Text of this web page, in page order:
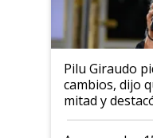
Pilu Giraudo
cambios, dijo
mitad y
ser "para
mandato muy